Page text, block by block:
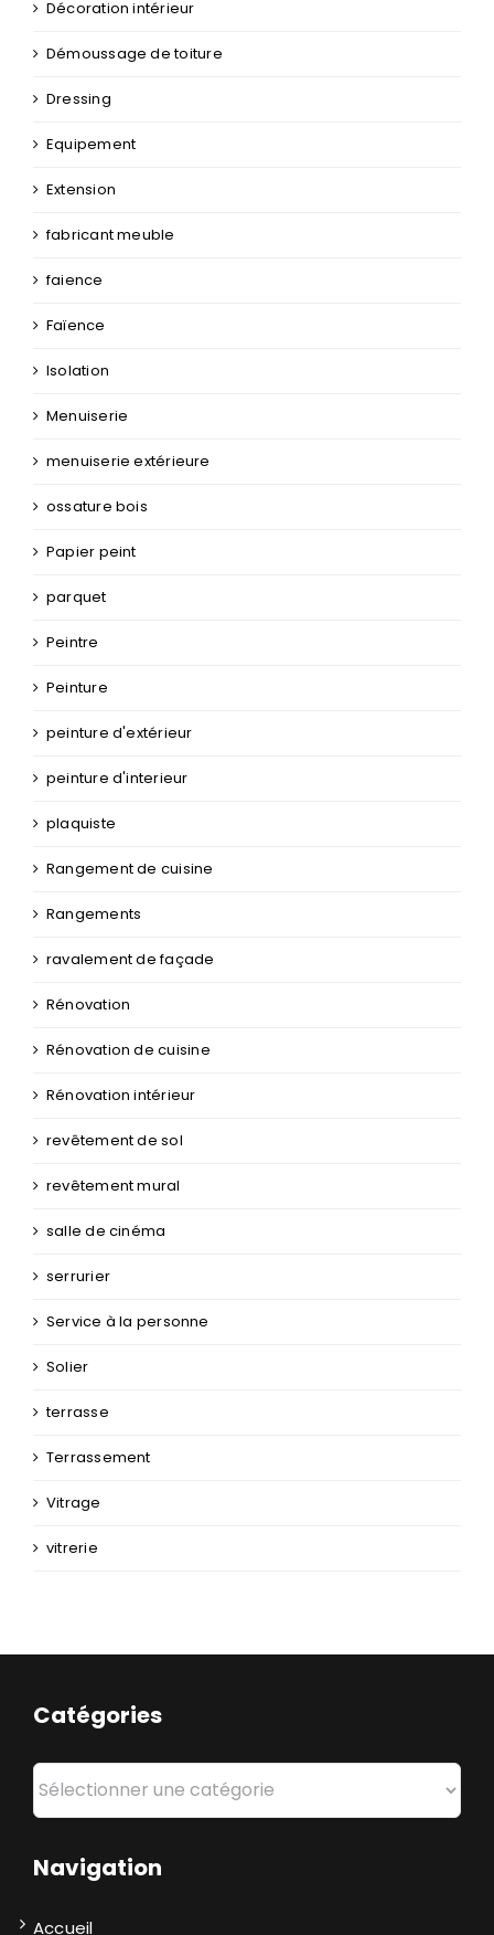
Décoration intérieur
Démoussage de toiture
Dressing
Equipement
Extension
fabricant meuble
faience
Faïence
Isolation
Menuiserie
menuiserie extérieure
ossature bois
Papier peint
parquet
Peintre
Peinture
peinture d'extérieur
peinture d'interieur
plaquiste
Rangement de cuisine
Rangements
ravalement de façade
Rénovation
Rénovation de cuisine
Rénovation intérieur
revêtement de sol
revêtement mural
salle de cinéma
serrurier
Service à la personne
Solier
terrasse
Terrassement
Vitrage
vitrerie
Catégories
Catégories
Navigation